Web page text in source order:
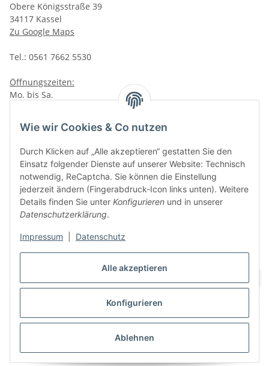
Alle akzeptieren
Konfigurieren
Ablehnen
Wie wir Cookies & Co nutzen
Durch Klicken auf „Alle akzeptieren“ gestatten Sie den
Einsatz folgender Dienste auf unserer Website: Technisch
notwendig, ReCaptcha. Sie können die Einstellung
jederzeit ändern (Fingerabdruck-Icon links unten). Weitere
Details finden Sie unter Konfigurieren und in unserer
Datenschutzerklärung.
Impressum Datenschutz
Obere Königsstraße 39
34117 Kassel
Zu Google Maps
Tel.: 0561 7662 5530
Öffnungszeiten:
Mo. bis Sa.
VAPERZ Vellmar
Lange Wender 7
34246 Vellmar
Zu Google Maps
Tel.: 0561 9885 9996
Mo. bis Sa.
10:00 - 19:00Uhr
Vertrag widerrufen